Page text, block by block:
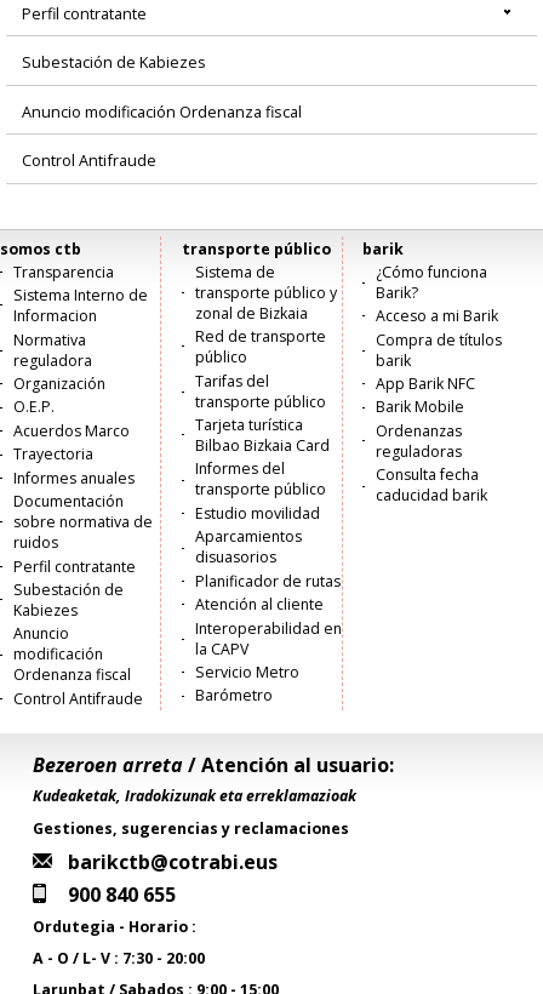
Perfil contratante
Subestación de Kabiezes
Anuncio modificación Ordenanza fiscal
Control Antifraude
Menú
principal
somos ctb
Transparencia
Sistema Interno de
Informacion
Normativa
reguladora
Organización
O.E.P.
Acuerdos Marco
Trayectoria
Informes anuales
Documentación
sobre normativa de
ruidos
Perfil contratante
Subestación de
Kabiezes
Anuncio
modificación
Ordenanza fiscal
Control Antifraude
transporte público
Sistema de
transporte público y
zonal de Bizkaia
Red de transporte
público
Tarifas del
transporte público
Tarjeta turística
Bilbao Bizkaia Card
Informes del
transporte público
Estudio movilidad
Aparcamientos
disuasorios
Planificador de rutas
Atención al cliente
Interoperabilidad en
la CAPV
Servicio Metro
Barómetro
barik
¿Cómo funciona
Barik?
Acceso a mi Barik
Compra de títulos
barik
App Barik NFC
Barik Mobile
Ordenanzas
reguladoras
Consulta fecha
caducidad barik
Bezeroen arreta/ Atención al usuario:
Kudeaketak, Iradokizunak eta erreklamazioak
Gestiones, sugerencias y reclamaciones
barikctb@cotrabi.eus
900 840 655
Ordutegia - Horario :
A - O / L- V : 7:30 - 20:00